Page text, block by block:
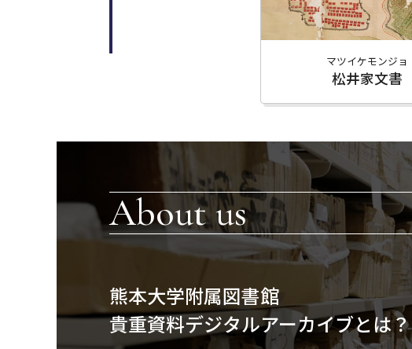
松井家文書
マツイケモンジョ
About us
熊本大学附属図書館
貴重資料デジタルアーカイブとは？